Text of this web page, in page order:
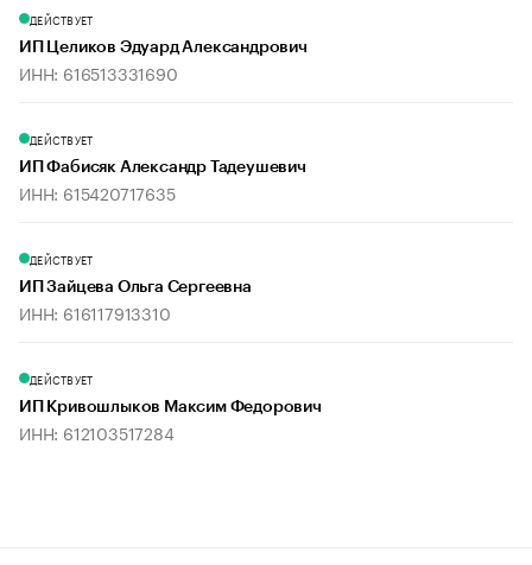
ДЕЙСТВУЕТ
ИП Целиков Эдуард Александрович
ИНН: 616513331690
ДЕЙСТВУЕТ
ИП Фабисяк Александр Тадеушевич
ИНН: 615420717635
ДЕЙСТВУЕТ
ИП Зайцева Ольга Сергеевна
ИНН: 616117913310
ДЕЙСТВУЕТ
ИП Кривошлыков Максим Федорович
ИНН: 612103517284